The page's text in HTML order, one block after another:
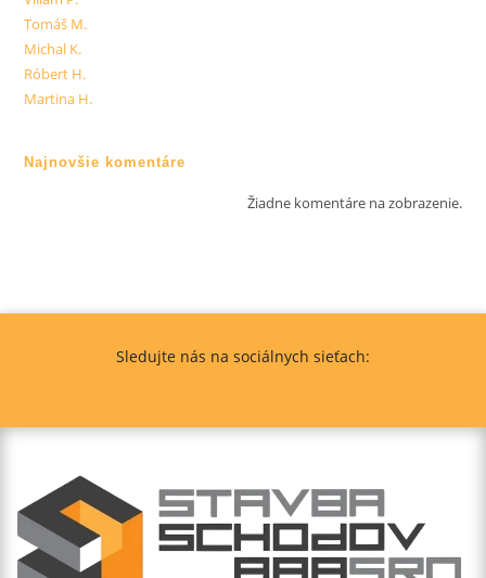
Tomáš M.
Michal K.
Róbert H.
Martina H.
Najnovšie komentáre
Žiadne komentáre na zobrazenie.
Sledujte nás na sociálnych sieťach: